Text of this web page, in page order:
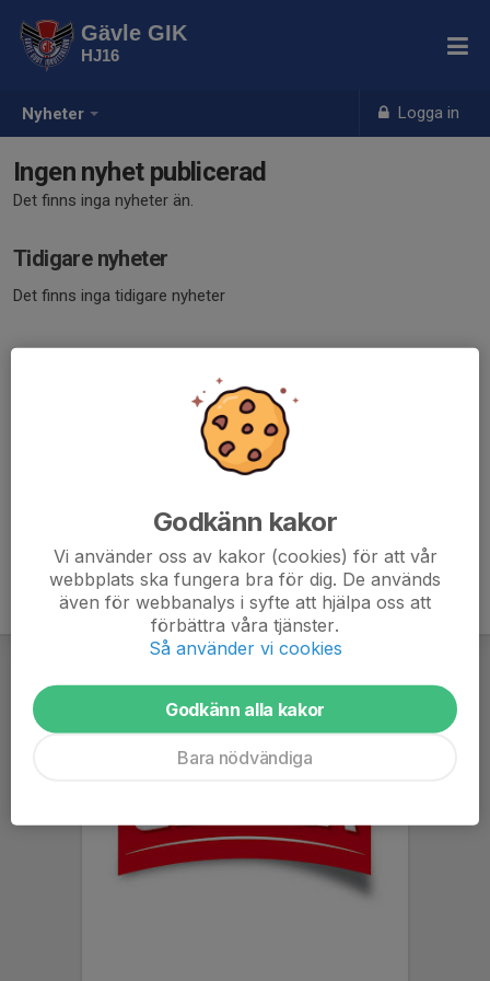
Nyheter Logga in
Gävle GIK
HJ16
Ingen nyhet publicerad
Det finns inga nyheter än.
Tidigare nyheter
Det finns inga tidigare nyheter
Godkänn kakor
Vi använder oss av kakor (cookies) för att vår
webbplats ska fungera bra för dig. De används
även för webbanalys i syfte att hjälpa oss att
förbättra våra tjänster.
Så använder vi cookies
Godkänn alla kakor
Bara nödvändiga